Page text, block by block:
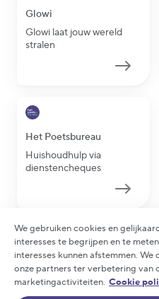
Glowi
Glowi laat jouw wereld
stralen
Het Poetsbureau
Huishoudhulp via
dienstencheques
2026 Glowi - Alle
Privacy statement
| Cookie
We gebruiken cookies en
interesses te begrijpen en te
interesses kunnen afstemmen.
onze partners ter verbetering van
marketingactiviteiten. Cookie